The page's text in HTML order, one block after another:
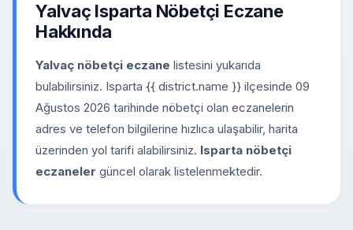
Yalvaç Isparta Nöbetçi Eczane
Hakkında
Yalvaç nöbetçi eczane listesini yukarıda
bulabilirsiniz. Isparta {{ district.name }} ilçesinde 09
Ağustos 2026 tarihinde nöbetçi olan eczanelerin
adres ve telefon bilgilerine hızlıca ulaşabilir, harita
üzerinden yol tarifi alabilirsiniz. Isparta nöbetçi
eczaneler güncel olarak listelenmektedir.